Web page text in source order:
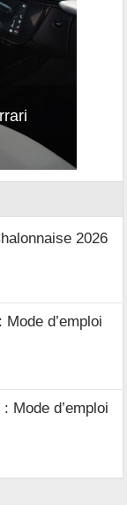
2026
d’emploi
Mode d’emploi